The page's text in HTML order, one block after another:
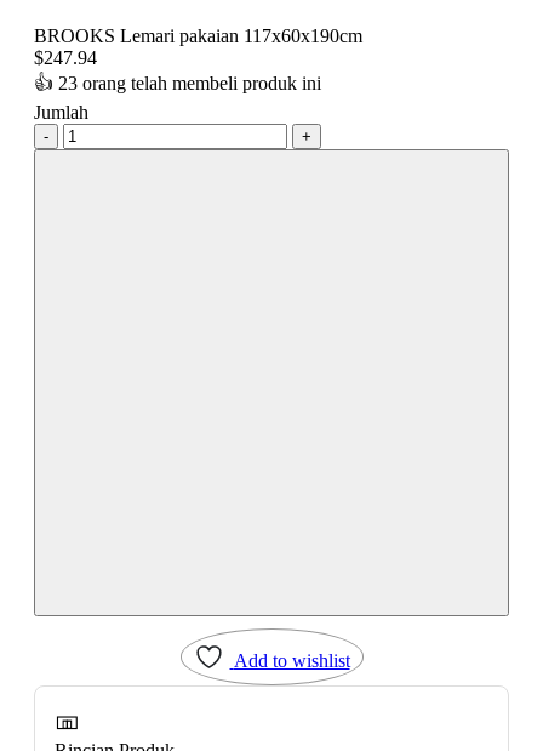
BROOKS Lemari pakaian 117x60x190cm
$247.94
👍 23 orang telah membeli produk ini
Jumlah
- +
Add to wishlist